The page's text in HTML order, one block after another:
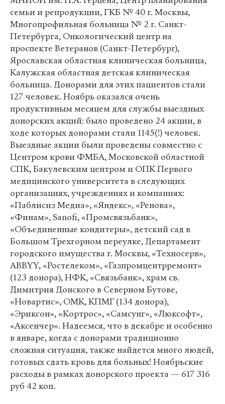
семьи и репродукции, ГКБ № 40 г. Москвы,
Многопрофильная больница № 2 г. Санкт-
Петербурга, Онкологический центр на
проспекте Ветеранов (Санкт-Петербург),
Ярославская областная клиническая больница,
Калужская областная детская клиническая
больница. Донорами для этих пациентов стали
127 человек. Ноябрь оказался очень
продуктивным месяцем для службы выездных
донорских акций: было проведено 24 акции, в
ходе которых донорами стали 1145(!) человек.
Выездные акции были проведены совместно с
Центром крови ФМБА, Московской областной
СПК, Бакулевским центром и ОПК Первого
медицинского университета в следующих
организациях, учреждениях и компаниях:
«Паблисиз Медиа», «Яндекс», «Ренова»,
«Финам», Sanofi, «Промсвязьбанк»,
«Объединенные кондитеры», детский сад в
Большом Трехгорном переулке, Департамент
городского имущества г. Москвы, «Техносерв»,
ABBYY, «Ростелеком», «Газпромцентрремонт»
(123 донора), НФК, «Связьбанк», храм св.
Димитрия Донского в Северном Бутове,
«Новартис», ОМК, КПМГ (134 донора),
«Эриксон», «Кортрос», «Самсунг», «Люксофт»,
«Аксенчер». Надеемся, что в декабре и особенно
в январе, когда с донорами традиционно
сложная ситуация, также найдется много людей,
готовых сдать кровь для больных! Ноябрьские
расходы в рамках донорского проекта — 617 316
руб 42 коп.